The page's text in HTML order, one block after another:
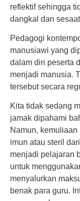
reflektif sehingga
dangkal dan
Pedagogi
manusiawi yang
dalam diri peserta
menjadi manusia.
tersebut secara
Kita tidak sedang
jamak dipahami
Namun,
imun atau steril
menjadi pelajaran
untuk
menyalurkan
benak para guru.